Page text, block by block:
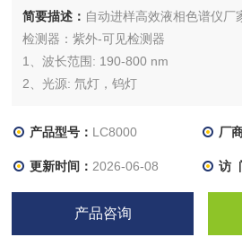
简要描述： 自动进样高效液相色谱仪厂
检测器：紫外-可见检测器
1、波长范围: 190-800 nm
2、光源: 氘灯，钨灯
4、波长准确度: ±1 nm
6、漂移: 1×10-4 AU/Hr
7、波长精度: 0.2 nm
8、线性范围: >2.5AU （ASTM）
产品型号： LC8000 厂
更新时间： 2026-06-08 访
产品咨询